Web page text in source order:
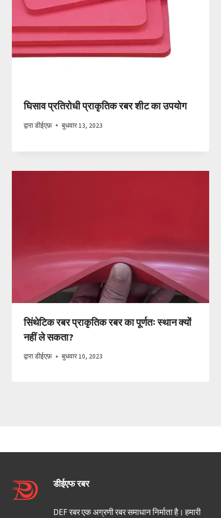
घिसाव प्रतिरोधी प्राकृतिक रबर शीट का उपयोग
द्वाराडीईएफ़ बुधवार 13, 2023
सिंथेटिक रबर प्राकृतिक रबर का पूर्णतः स्थान क्यों
नहीं ले सकता?
द्वाराडीईएफ़ बुधवार 10, 2023
डीईएफ रबर
DEF रबर एक अग्रणी रबर समाधान निर्माता है। हमारी